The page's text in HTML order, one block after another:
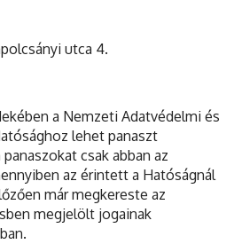
utca 4.
a Nemzeti Adatvédelmi és
lehet panaszt
csak abban az
az érintett a Hatóságnál
már megkereste az
megjelölt jogainak